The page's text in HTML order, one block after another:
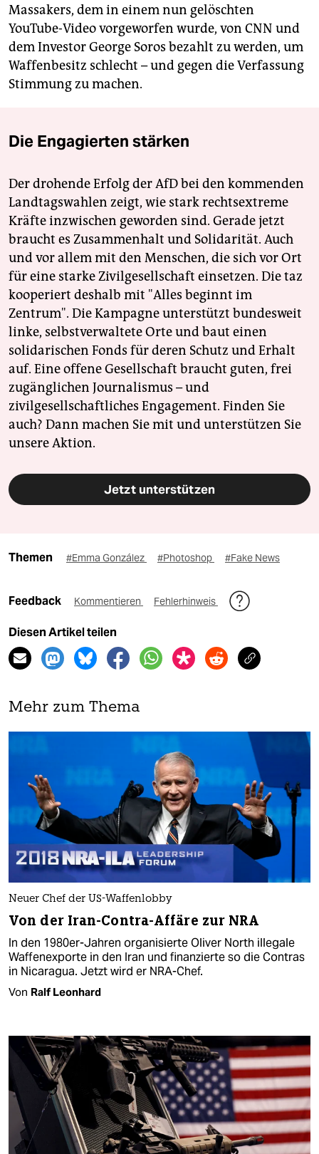
Massakers, dem in einem nun gelöschten
YouTube-Video vorgeworfen wurde, von CNN und
dem Investor George Soros bezahlt zu werden, um
Waffenbesitz schlecht – und gegen die Verfassung
Stimmung zu machen.
Die Engagierten stärken
Der drohende Erfolg der AfD bei den kommenden
Landtagswahlen zeigt, wie stark rechtsextreme
Kräfte inzwischen geworden sind. Gerade jetzt
braucht es Zusammenhalt und Solidarität. Auch
und vor allem mit den Menschen, die sich vor Ort
für eine starke Zivilgesellschaft einsetzen. Die taz
kooperiert deshalb mit "Alles beginnt im
Zentrum". Die Kampagne unterstützt bundesweit
linke, selbstverwaltete Orte und baut einen
solidarischen Fonds für deren Schutz und Erhalt
auf. Eine offene Gesellschaft braucht guten, frei
zugänglichen Journalismus – und
zivilgesellschaftliches Engagement. Finden Sie
auch? Dann machen Sie mit und unterstützen Sie
unsere Aktion.
Jetzt unterstützen
Themen #Emma González #Photoshop #Fake News
Feedback Kommentieren Fehlerhinweis
Diesen Artikel teilen
Mehr zum Thema
Neuer Chef der US-Waffenlobby
Von der Iran-Contra-Affäre zur NRA
In den 1980er-Jahren organisierte Oliver North illegale
Waffenexporte in den Iran und finanzierte so die Contras
in Nicaragua. Jetzt wird er NRA-Chef.
Von Ralf Leonhard